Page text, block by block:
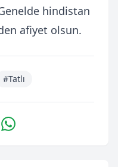
hindistan
afiyet olsun.
#Tatlı